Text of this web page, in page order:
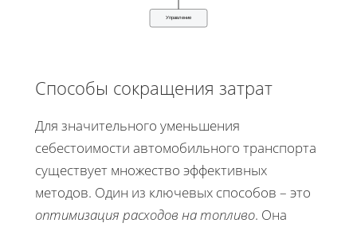
Управление
Способы сокращения затрат
Для значительного уменьшения
себестоимости автомобильного транспорта
существует множество эффективных
методов. Один из ключевых способов – это
оптимизация расходов на топливо. Она